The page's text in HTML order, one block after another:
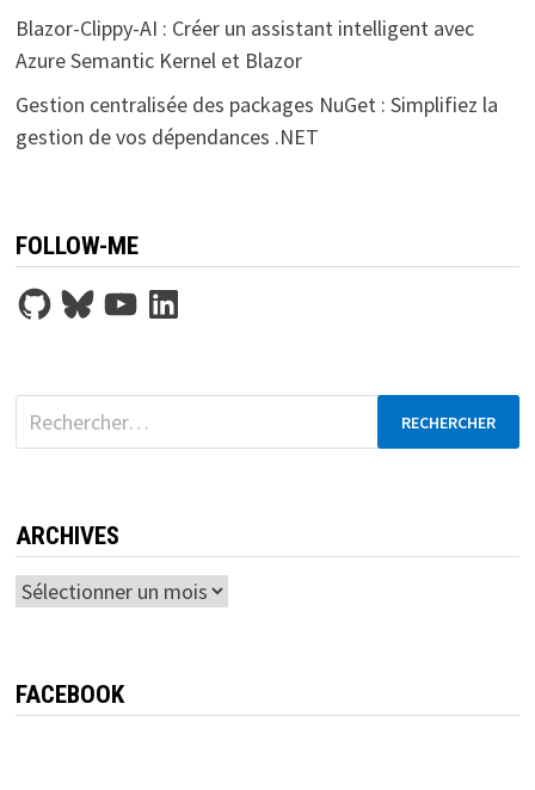
Blazor-Clippy-AI : Créer un assistant intelligent avec
Azure Semantic Kernel et Blazor
Gestion centralisée des packages NuGet : Simplifiez la
gestion de vos dépendances .NET
FOLLOW-ME
GitHubBlueskyYouTubeLinkedIn
Rechercher :
ARCHIVES
Archives
FACEBOOK